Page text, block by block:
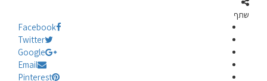
שתף
Facebook
Twitter
Google
Email
Pinterest